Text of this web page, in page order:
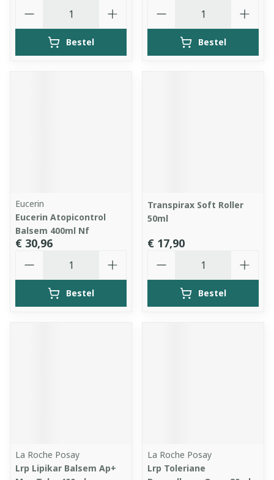
Bestel Bestel
Eucerin
Eucerin Atopicontrol
Balsem 400ml Nf
€ 30,96
Bestel
Transpirax Soft Roller
50ml
€ 17,90
Bestel
La Roche Posay
Lrp Lipikar Balsem Ap+
La Roche Posay
Lrp Toleriane